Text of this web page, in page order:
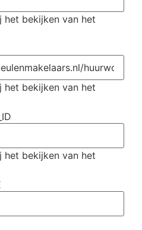
bekijken van het
bekijken van het
bekijken van het